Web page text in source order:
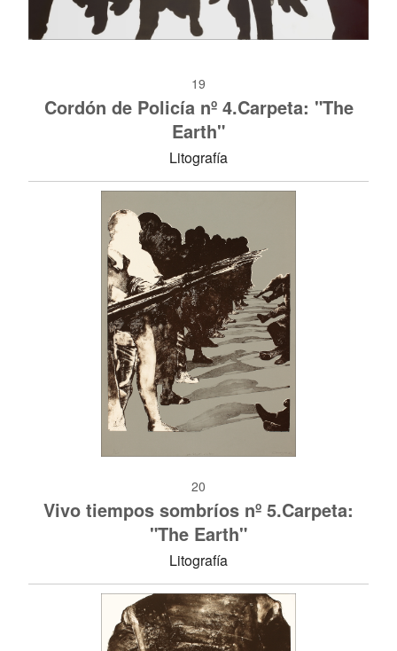
19
Cordón de Policía nº 4.Carpeta: "The
Earth"
Litografía
20
Vivo tiempos sombríos nº 5.Carpeta:
"The Earth"
Litografía